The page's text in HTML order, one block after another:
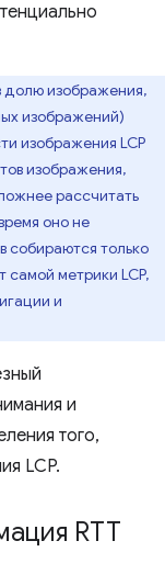
долю изображения,
изображений)
изображения LCP
изображения,
рассчитать
оно не
собираются только
самой метрики LCP,
и
и
того,
LCP.
RTT